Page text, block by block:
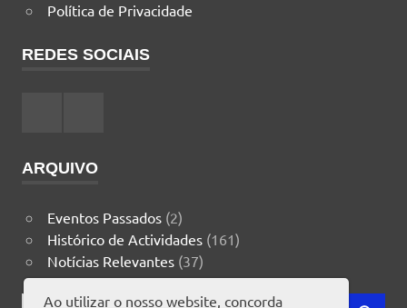
Política de Privacidade
REDES SOCIAIS
ARQUIVO
Eventos Passados(2)
Histórico de Actividades(161)
Notícias Relevantes(37)
Search
Ao utilizar o nosso website, concorda